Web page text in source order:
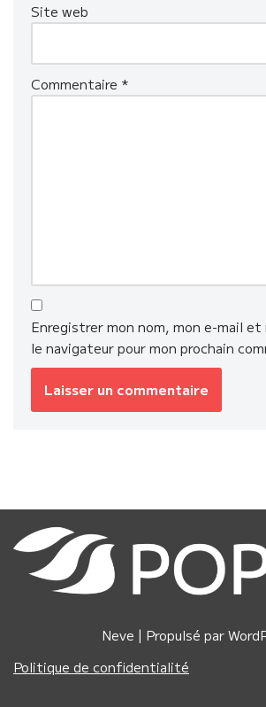
Site web
Commentaire *
Enregistrer mon nom, mon e-mail
le navigateur pour mon prochain
Neve | Propulsé par
Politique de confidentialité